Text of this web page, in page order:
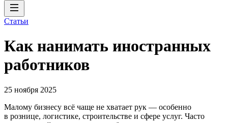
Статьи
Как нанимать иностранных
работников
25 ноября 2025
Малому бизнесу всё чаще не хватает рук — особенно
в рознице, логистике, строительстве и сфере услуг. Часто